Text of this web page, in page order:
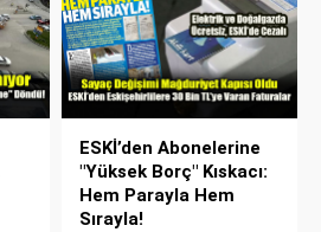
ESKİ’den Abonelerine
"Yüksek Borç" Kıskacı:
Hem Parayla Hem
Sırayla!